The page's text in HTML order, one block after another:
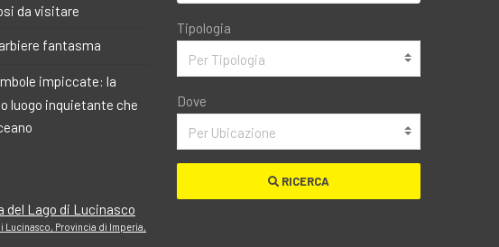
da visitare
fantasma
impiccate: la
luogo inquietante che
del Lago di Lucinasco
Lucinasco, Provincia di Imperia,
Tipologia
Per Tipologia
Dove
Per Ubicazione
RICERCA